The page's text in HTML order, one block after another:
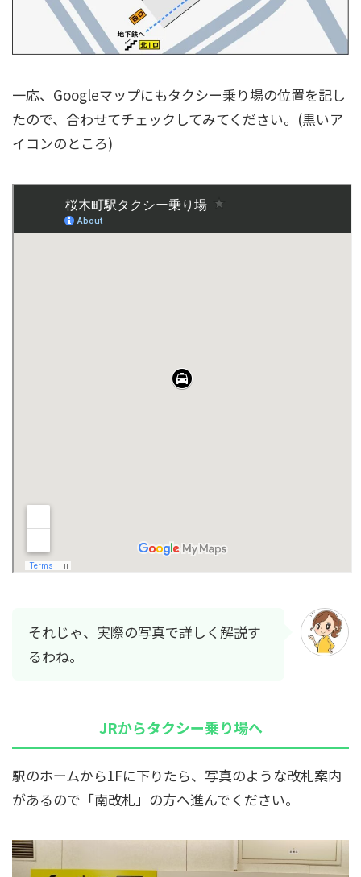
一応、Googleマップにもタクシー乗り場の位置を記し
たので、合わせてチェックしてみてください。(黒いア
イコンのところ)
それじゃ、実際の写真で詳しく解説す
るわね。
JRからタクシー乗り場へ
駅のホームから1Fに下りたら、写真のような改札案内
があるので「南改札」の方へ進んでください。